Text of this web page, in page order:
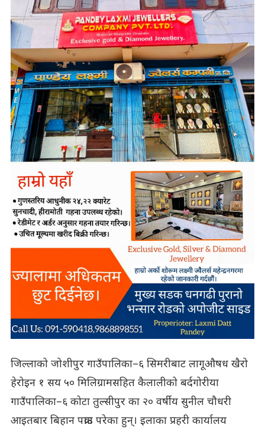
जिल्लाको जोशीपुर गाउँपालिका–६ सिमरीबाट लागूऔषध खैरो
हेरोइन १ सय ५० मिलिग्रामसहित कैलालीको बर्दगोरीया
गाउँपालिका–६ कोटा तुल्सीपुर का २० वर्षीय सुनील चौधरी
आइतबार बिहान पक्राउ परेका हुन्। इलाका प्रहरी कार्यालय